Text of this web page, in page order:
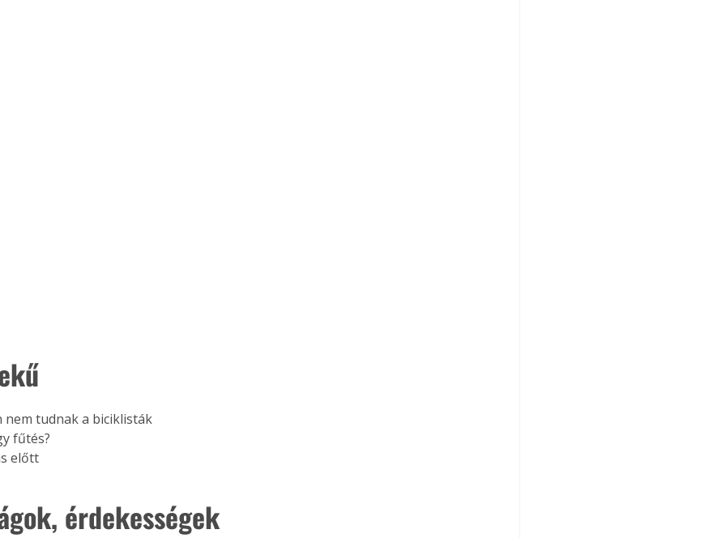
nem tudnak a biciklisták
fűtés?
előtt
érdekességek